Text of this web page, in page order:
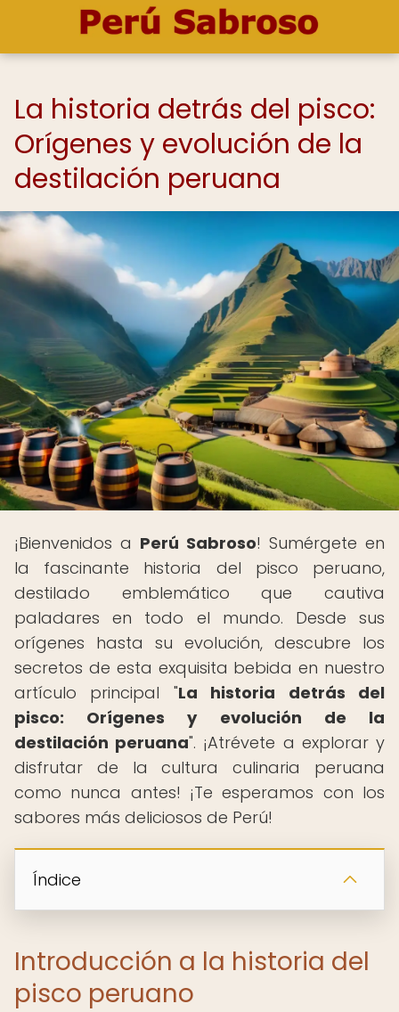
La historia detrás del pisco:
Orígenes y evolución de la
destilación peruana
¡Bienvenidos a Perú Sabroso! Sumérgete en
la fascinante historia del pisco peruano,
destilado emblemático que cautiva
paladares en todo el mundo. Desde sus
orígenes hasta su evolución, descubre los
secretos de esta exquisita bebida en nuestro
artículo principal "La historia detrás del
pisco: Orígenes y evolución de la
destilación peruana". ¡Atrévete a explorar y
disfrutar de la cultura culinaria peruana
como nunca antes! ¡Te esperamos con los
sabores más deliciosos de Perú!
Índice
Introducción a la historia del
pisco peruano